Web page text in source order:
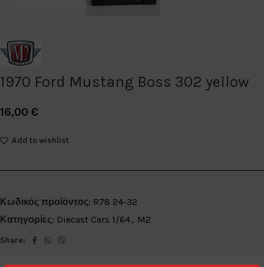
1970 Ford Mustang Boss 302 yellow
16,00 €
Add to wishlist
Κωδικός προϊόντος: R78 24-32
Κατηγορίες: Diecast Cars 1/64, M2
Share: